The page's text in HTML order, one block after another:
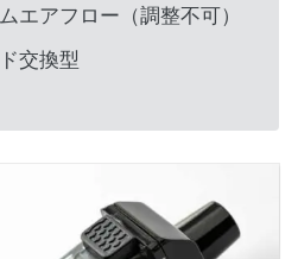
エアフロー（調整不可）
交換型